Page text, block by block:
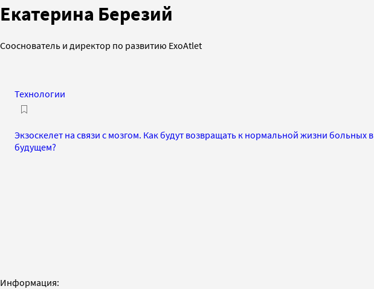
Екатерина Березий
Сооснователь и директор по развитию ExoAtlet
Технологии
Экзоскелет на связи с мозгом. Как будут возвращать к нормальной жизни больных в
будущем?
Информация: